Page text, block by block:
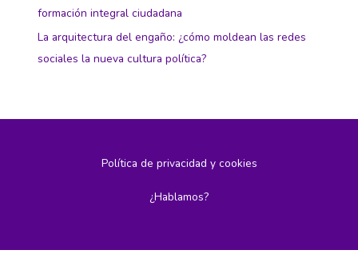
formación integral ciudadana
La arquitectura del engaño: ¿cómo moldean las redes
sociales la nueva cultura política?
Política de privacidad y cookies
¿Hablamos?